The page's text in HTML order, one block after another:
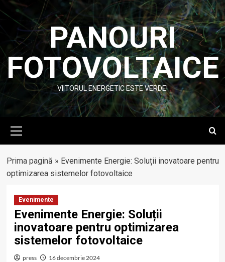
Skip
to
content
PANOURI
FOTOVOLTAICE
VIITORUL ENERGETIC ESTE VERDE!
Menu
Prima pagină » Evenimente Energie: Soluții inovatoare pentru
optimizarea sistemelor fotovoltaice
Evenimente
Evenimente Energie: Soluții
inovatoare pentru optimizarea
sistemelor fotovoltaice
press 16 decembrie 2024